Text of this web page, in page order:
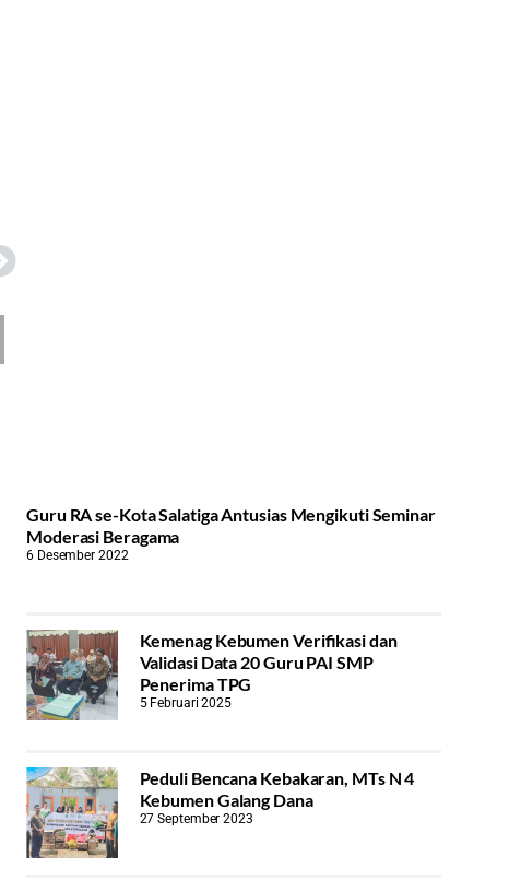
Guru RA se-Kota Salatiga Antusias Mengikuti Seminar
Moderasi Beragama
6 Desember 2022
Kemenag Kebumen Verifikasi dan
Validasi Data 20 Guru PAI SMP
Penerima TPG
5 Februari 2025
Peduli Bencana Kebakaran, MTs N 4
Kebumen Galang Dana
27 September 2023